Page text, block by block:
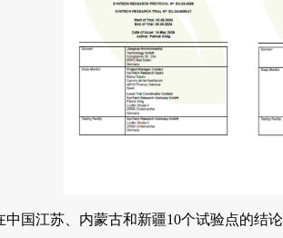
国江苏、内蒙古和新疆10个试验点的结